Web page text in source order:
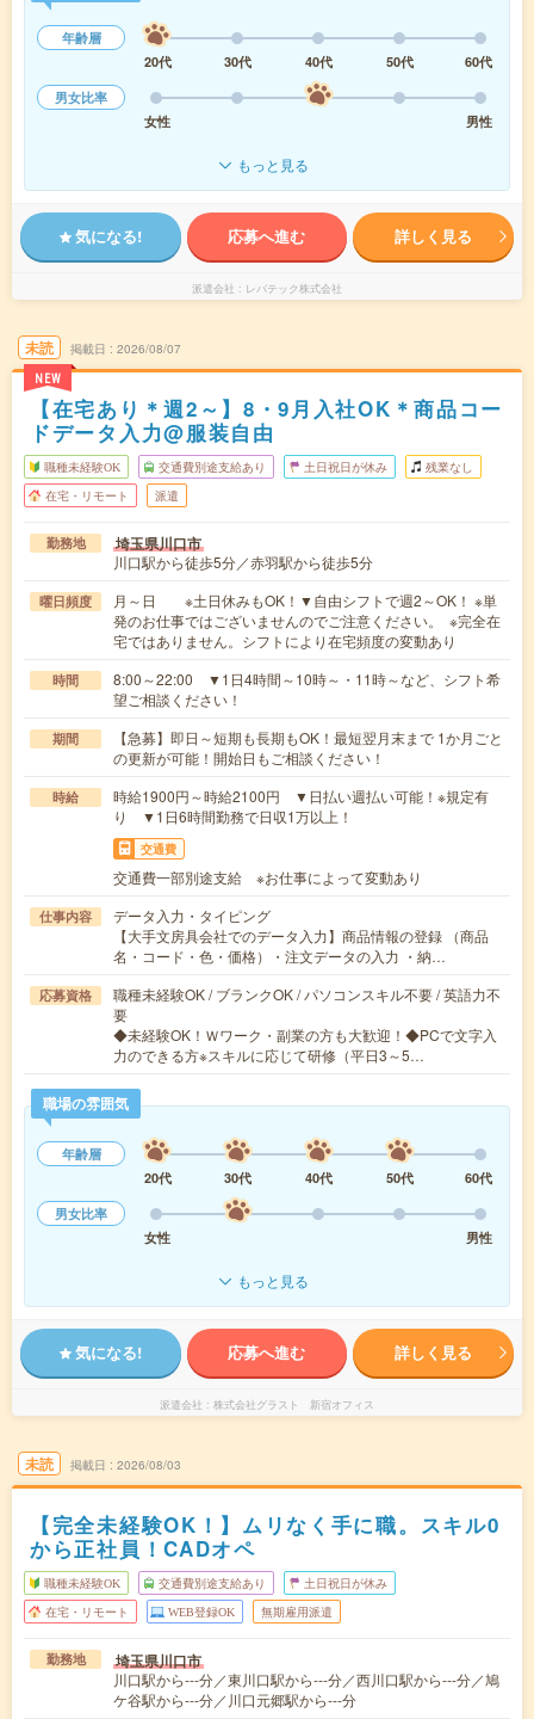
年齢層
20代
30代 40代 50代
60代
男女比率
女性
男性
もっと見る
気になる! 応募へ進む 詳しく見る
派遣会社 レバテック株式会社
未読
NEW
掲載日 2026/08/07
【在宅あり＊週2～】8・9月入社OK＊商品コー
ドデータ入力@服装自由
職種未経験OK 交通費別途支給あり 土日祝日が休み 残業なし
在宅・リモート 派遣
勤務地 埼玉県川口市
川口駅から徒歩5分／赤羽駅から徒歩5分
曜日頻度
月～日 ※土日休みもOK！▼自由シフトで週2～OK！ ※単
発のお仕事ではございませんのでご注意ください。 ※完全在
宅ではありません。シフトにより在宅頻度の変動あり
時間
8:00～22:00 ▼1日4時間～10時～・11時～など、シフト希
望ご相談ください！
期間
【急募】即日～短期も長期もOK！最短翌月末まで 1か月ごと
の更新が可能！開始日もご相談ください！
時給
時給1900円～時給2100円 ▼日払い週払い可能！※規定有
り ▼1日6時間勤務で日収1万以上！
交通費
交通費一部別途支給 ※お仕事によって変動あり
仕事内容
データ入力・タイピング
【大手文房具会社でのデータ入力】商品情報の登録 （商品
名・コード・色・価格）・注文データの入力 ・納…
応募資格
職種未経験OK / ブランクOK / パソコンスキル不要 / 英語力不
要
◆未経験OK！Ｗワーク・副業の方も大歓迎！◆PCで文字入
力のできる方※スキルに応じて研修（平日3～5…
職場の雰囲気
年齢層
20代
30代 40代 50代
60代
男女比率
女性
男性
もっと見る
気になる! 応募へ進む 詳しく見る
派遣会社 株式会社グラスト 新宿オフィス
未読 掲載日 2026/08/03
【完全未経験OK！】ムリなく手に職。スキル0
から正社員！CADオペ
職種未経験OK 交通費別途支給あり 土日祝日が休み
在宅・リモート WEB登録OK 無期雇用派遣
勤務地 埼玉県川口市
川口駅から---分／東川口駅から---分／西川口駅から---分／鳩
ケ谷駅から---分／川口元郷駅から---分